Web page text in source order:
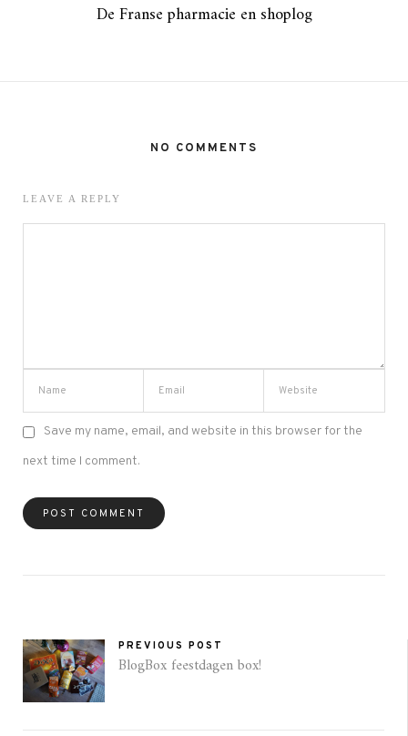
De Franse pharmacie en shoplog
NO COMMENTS
LEAVE A REPLY
Save my name, email, and website in this browser for the
next time I comment.
PREVIOUS POST
BlogBox feestdagen box!